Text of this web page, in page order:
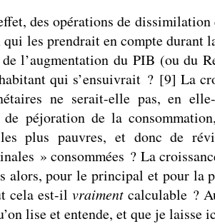
des opérations de
les prendrait en compte durant
de l’augmentation du PIB (ou du
qui s’ensuivrait ?[9] La
ne serait-elle pas, en
péjoration de la
plus pauvres, et donc de
» consommées ? La
alors, pour le principal et pour la
cela est-il vraiment calculable ?
lise et entende, et que je laisse